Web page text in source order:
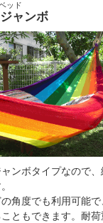
ッド
ャンボ
ンボタイプなので、
の角度でも利用可能
ともできます。耐荷